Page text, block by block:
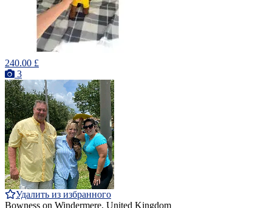
240.00 £
3
Удалить из избранного
Bowness on Windermere, United Kingdom